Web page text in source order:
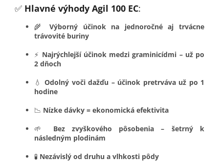
✅ Hlavné výhody Agil 100 EC:
🌾Výborný účinok na jednoročné aj trvácne
trávovité buriny
⚡ Najrýchlejší účinok medzi graminicídmi – už po
2 dňoch
💧 Odolný voči dažďu – účinok pretrváva už po 1
hodine
📉 Nízke dávky = ekonomická efektivita
🌱 Bez zvyškového pôsobenia – šetrný k
následným plodinám
🧪 Nezávislý od druhu a vlhkosti pôdy